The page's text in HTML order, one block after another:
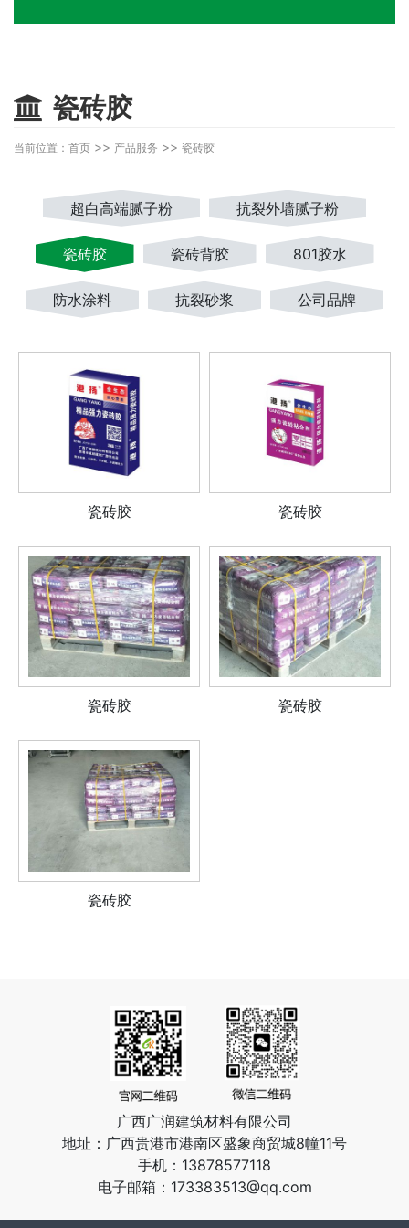
瓷砖胶
当前位置： 首页 >> 产品服务 >> 瓷砖胶
超白高端腻子粉 抗裂外墙腻子粉
瓷砖胶 瓷砖背胶 801胶水
防水涂料 抗裂砂浆 公司品牌
瓷砖胶 瓷砖胶
瓷砖胶 瓷砖胶
瓷砖胶
广西广润建筑材料有限公司
地址： 广西贵港市港南区盛象商贸城8幢11号
手机 ： 13878577118
电子邮箱 ： 173383513@qq.com